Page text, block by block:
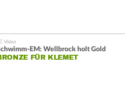
EM: Wellbrock holt Gold
FÜR KLEMET